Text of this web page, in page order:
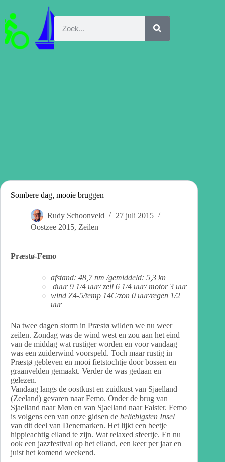
Sombere dag, mooie bruggen
Rudy Schoonveld
27 juli 2015
Oostzee 2015, Zeilen
Præstø-Femo
afstand: 48,7 nm /gemiddeld: 5,3 kn
duur 9 1/4 uur/ zeil 6 1/4 uur/ motor 3 uur
wind Z4-5/temp 14C/zon 0 uur/regen 1/2
uur
Na twee dagen storm in Præstø wilden we nu weer
zeilen. Zondag was de wind west en zou aan het eind
van de middag wat rustiger worden en voor vandaag
was een zuiderwind voorspeld. Toch maar rustig in
Præstø gebleven en mooi fietstochtje door bossen en
graanvelden gemaakt. Verder de was gedaan en
gelezen.
Vandaag langs de oostkust en zuidkust van Sjaelland
(Zeeland) gevaren naar Femo. Onder de brug van
Sjaelland naar Møn en van Sjaelland naar Falster. Femo
is volgens een van onze gidsen de beliebigsten Insel
van dit deel van Denemarken. Het lijkt een beetje
hippieachtig eiland te zijn. Wat relaxed sfeertje. En nu
ook een jazzfestival op het eiland, een keer per jaar en
juist het komend weekend.